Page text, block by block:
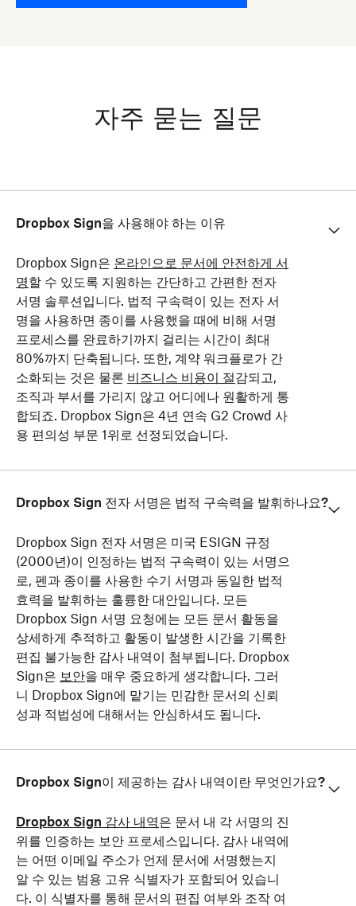
자주 묻는 질문
Dropbox Sign을 사용해야 하는 이유
Dropbox Sign은 온라인으로 문서에 안전하게 서
명할 수 있도록 지원하는 간단하고 간편한 전자
서명 솔루션입니다. 법적 구속력이 있는 전자 서
명을 사용하면 종이를 사용했을 때에 비해 서명
프로세스를 완료하기까지 걸리는 시간이 최대
80%까지 단축됩니다. 또한, 계약 워크플로가 간
소화되는 것은 물론 비즈니스 비용이 절감되고,
조직과 부서를 가리지 않고 어디에나 원활하게 통
합되죠. Dropbox Sign은 4년 연속 G2 Crowd 사
용 편의성 부문 1위로 선정되었습니다.
Dropbox Sign 전자 서명은 법적 구속력을 발휘하나요?
Dropbox Sign 전자 서명은 미국 ESIGN 규정
(2000년)이 인정하는 법적 구속력이 있는 서명으
로, 펜과 종이를 사용한 수기 서명과 동일한 법적
효력을 발휘하는 훌륭한 대안입니다. 모든
Dropbox Sign 서명 요청에는 모든 문서 활동을
상세하게 추적하고 활동이 발생한 시간을 기록한
편집 불가능한 감사 내역이 첨부됩니다. Dropbox
Sign은 보안을 매우 중요하게 생각합니다. 그러
니 Dropbox Sign에 맡기는 민감한 문서의 신뢰
성과 적법성에 대해서는 안심하셔도 됩니다.
Dropbox Sign이 제공하는 감사 내역이란 무엇인가요?
Dropbox Sign 감사 내역은 문서 내 각 서명의 진
위를 인증하는 보안 프로세스입니다. 감사 내역에
는 어떤 이메일 주소가 언제 문서에 서명했는지
알 수 있는 범용 고유 식별자가 포함되어 있습니
다. 이 식별자를 통해 문서의 편집 여부와 조작 여